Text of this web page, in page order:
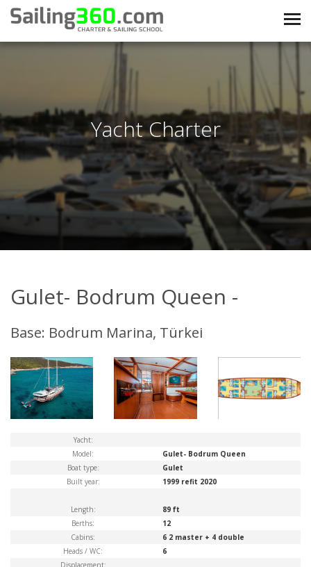
Yacht Charter
Gulet- Bodrum Queen -
Base: Bodrum Marina, Türkei
Yacht:
Model:
Gulet- Bodrum Queen
Boat type:
Gulet
Built year:
1999 refit 2020
Length:
89 ft
Berths:
12
Cabins:
6 2 master + 4 double
Heads / WC:
6